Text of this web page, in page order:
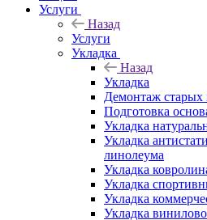
Услуги
Назад
Услуги
Укладка
Назад
Укладка
Демонтаж старых
Подготовка
Укладка
Укладка
линолеума
Укладка
Укладка
Укладка
Укладка